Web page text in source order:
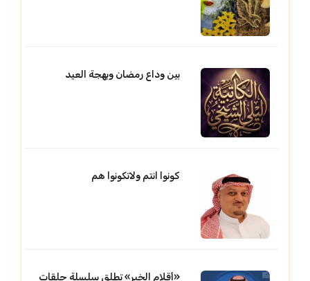
بين وداع رمضان وبهجة العيد
كونوا انتم ولاتكونوا هم
«أقلام الخبر» تطلق سلسلة حلقات